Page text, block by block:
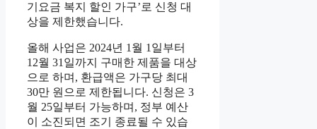
기요금 복지 할인 가구’로 신청 대
상을 제한했습니다.
올해 사업은 2024년 1월 1일부터
12월 31일까지 구매한 제품을 대상
으로 하며, 환급액은 가구당 최대
30만 원으로 제한됩니다. 신청은 3
월 25일부터 가능하며, 정부 예산
이 소진되면 조기 종료될 수 있습